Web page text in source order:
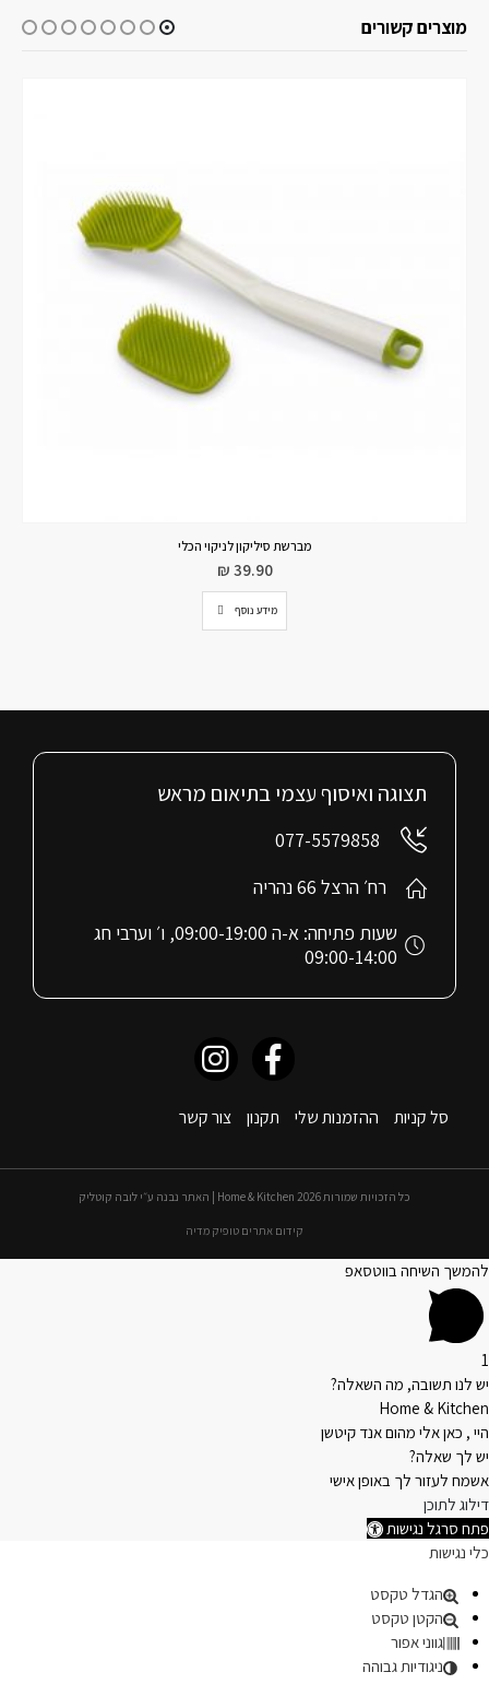
מוצרים קשורים
סט לילדים CAMPUS דינו
₪129.00
99.00
מידע נוסף
סל קניות ההזמנות שלי תקנון צור קשר
תצוגה ואיסוף עצמי בתיאום מראש
077-5579858
רח׳ הרצל 66 נהריה
שעות פתיחה: א-ה 09:00-19:00, ו׳ וערבי חג
09:00-14:00
כל הזכויות שמורות 2026 Home & Kitchen | האתר נבנה ע״י לובה קוטליק
קידום אתרים טופיק מדיה
להמשך השיחה בווטסאפ
1
יש לנו תשובה, מה השאלה?
Home & Kitchen
היי , כאן אלי מהום אנד קיטשן
יש לך שאלה?
אשמח לעזור לך באופן אישי
דילוג לתוכן
פתח סרגל נגישות
כלי נגישות
הגדל טקסט
הקטן טקסט
גווני אפור
ניגודיות גבוהה